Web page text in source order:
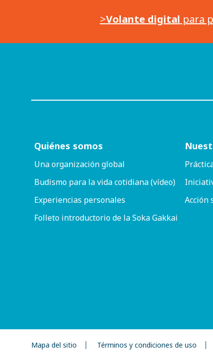
>Volante digital para
Quiénes somos
Una organización global
Budismo para la vida cotidiana (vídeo)
Experiencias personales
Folleto introductorio de la Soka Gakkai
Acción
Mapa del sitio Términos y condiciones de uso